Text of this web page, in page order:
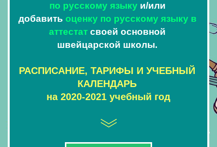
по русскому языку и/или
добавить оценку по русскому языку в
аттестат своей основной
швейцарской школы.
РАСПИСАНИЕ, ТАРИФЫ И УЧЕБНЫЙ
КАЛЕНДАРЬ
на 2020-2021 учебный год